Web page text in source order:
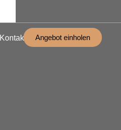
Kontakt Angebot einholen